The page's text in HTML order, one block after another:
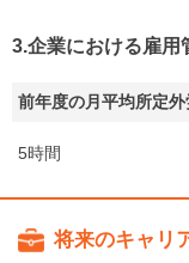
3.企業における雇用
前年度の月平均所定
5時間
将来のキャリ